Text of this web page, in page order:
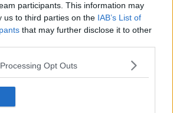
participants. This information may
us to third parties on the IAB’s List of
that may further disclose it to other
Opt Outs
principali della Toscana iscriviti alla
ToscanaMedia.Arriva gratis tutti i giorni
tua casella di posta.